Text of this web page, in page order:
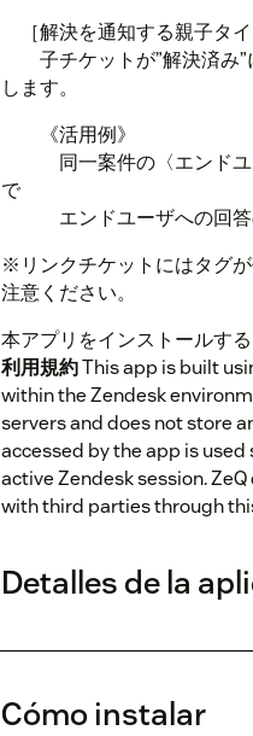
［解決を通知する親子タイ
子チケットが”解決済み”
します。
《活用例》
同一案件の〈エンドユー
で
エンドユーザへの回答の
※リンクチケットにはタグ
注意ください。
本アプリをインストールす
利用規約This app is built
within the Zendesk
servers and does not store
accessed by the app is
active Zendesk session.
with third parties through
Detalles de la
Cómo instalar